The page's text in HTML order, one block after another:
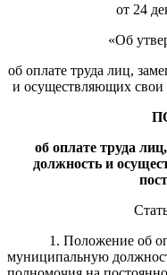
от 24
«Об
об оплате труда лиц,
и осуществляющих свои
П
об оплате труда
должность и
1. Положение об
муниципальную